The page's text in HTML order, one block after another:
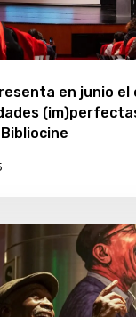
en junio el